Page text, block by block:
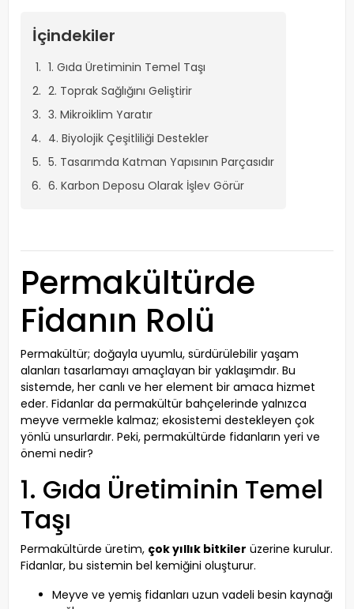
İçindekiler
1. Gıda Üretiminin Temel Taşı
2. Toprak Sağlığını Geliştirir
3. Mikroiklim Yaratır
4. Biyolojik Çeşitliliği Destekler
5. Tasarımda Katman Yapısının Parçasıdır
6. Karbon Deposu Olarak İşlev Görür
Permakültürde
Fidanın Rolü
Permakültür; doğayla uyumlu, sürdürülebilir yaşam
alanları tasarlamayı amaçlayan bir yaklaşımdır. Bu
sistemde, her canlı ve her element bir amaca hizmet
eder. Fidanlar da permakültür bahçelerinde yalnızca
meyve vermekle kalmaz; ekosistemi destekleyen çok
yönlü unsurlardır. Peki, permakültürde fidanların yeri ve
önemi nedir?
1. Gıda Üretiminin Temel
Taşı
Permakültürde üretim, çok yıllık bitkiler üzerine kurulur.
Fidanlar, bu sistemin bel kemiğini oluşturur.
Meyve ve yemiş fidanları uzun vadeli besin kaynağı